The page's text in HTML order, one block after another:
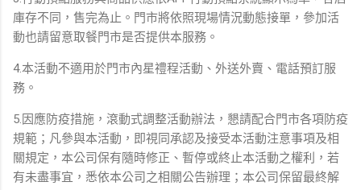
庫存不同，售完為止。門市將依照現場情況動態接單，參加活
動也請留意取餐門市是否提供本服務。
4.本活動不適用於門市內星禮程活動、外送外賣、電話預訂服
務。
5.因應防疫措施，滾動式調整活動辦法，懇請配合門市各項防疫
規範；凡參與本活動，即視同承認及接受本活動注意事項及相
關規定，本公司保有隨時修正、暫停或終止本活動之權利，若
有未盡事宜，悉依本公司之相關公告辦理；本公司保留最終解